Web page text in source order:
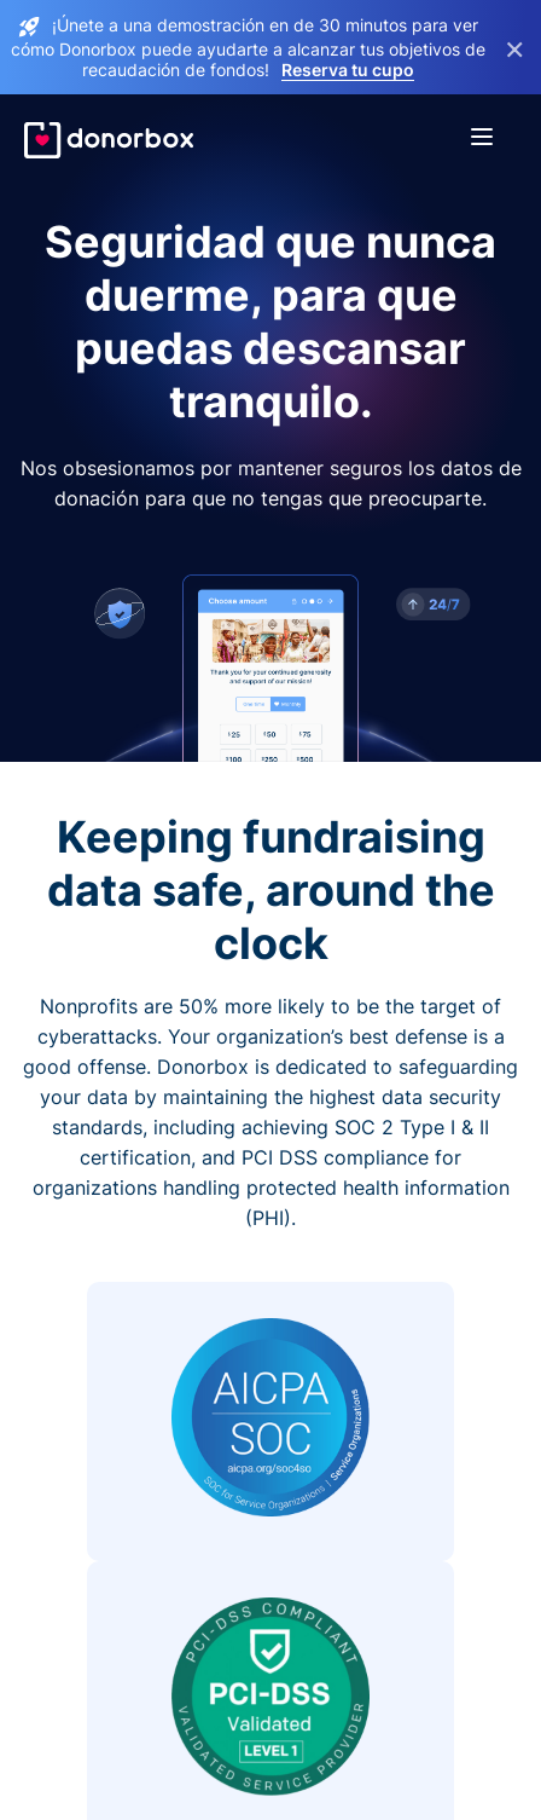
¡Únete a una demostración en de 30 minutos para ver
cómo Donorbox puede ayudarte a alcanzar tus objetivos de
recaudación de fondos!
Reserva tu cupo
×
Seguridad que nunca
duerme, para que
puedas descansar
tranquilo.
Nos obsesionamos por mantener seguros los datos de
donación para que no tengas que preocuparte.
Keeping fundraising
data safe, around the
clock
Nonprofits are 50% more likely to be the target of
cyberattacks. Your organization’s best defense is a
good offense. Donorbox is dedicated to safeguarding
your data by maintaining the highest data security
standards, including achieving SOC 2 Type I & II
certification, and PCI DSS compliance for
organizations handling protected health information
(PHI).